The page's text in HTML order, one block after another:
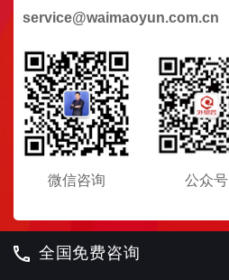
service@waimaoyun.com.cn
微信咨询 公众号
全国免费咨询